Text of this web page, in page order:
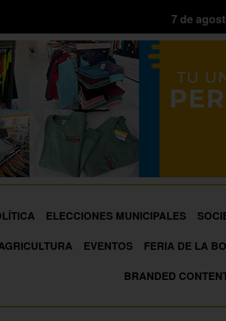
7 de
ELECCIONES MUNICIPALES
EVENTOS FERIA DE LA
BRANDED